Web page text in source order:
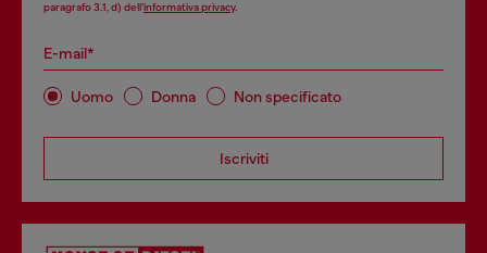
paragrafo 3.1, d) dell’informativa privacy.
E-mail*
Uomo Donna Non specificato
Iscriviti